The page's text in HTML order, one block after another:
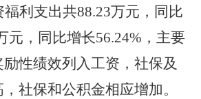
福利支出共88.23万元，同比
元，同比增长56.24% ，主要
性绩效列入工资，社保及
社保和公积金相应增加。